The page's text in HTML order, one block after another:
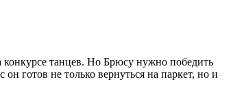
танцев. Но Брюсу нужно победить
готов не только вернуться на паркет, но и